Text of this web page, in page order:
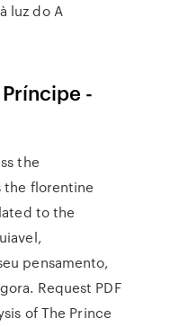
luz do A
-
the
florentine
to the
pensamento,
Request PDF
of The Prince